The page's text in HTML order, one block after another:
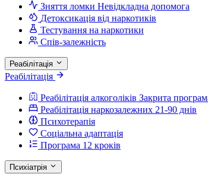
Зняття ломки Невідкладна допомога
Детоксикація від наркотиків
Тестування на наркотики
Спів-залежність
Реабілітація
Реабілітація
Реабілітація алкоголіків Закрита
Реабілітація наркозалежних 21-90 днів
Психотерапія
Соціальна адаптація
Програма 12 кроків
Психіатрія